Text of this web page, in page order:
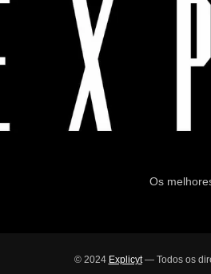
Os
© 2024 Explicyt— Todos os